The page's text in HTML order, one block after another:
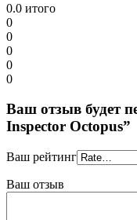
0.0 итого
0
0
0
0
0
Ваш отзыв будет
Inspector Octopus”
Ваш рейтинг
Ваш отзыв